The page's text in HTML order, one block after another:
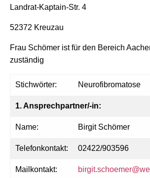
Landrat-Kaptain-Str. 4
52372 Kreuzau
Frau Schömer ist für den Bereich
zuständig
Stichwörter: Neurofibromatose
1. Ansprechpartner/-in:
Name: Birgit Schömer
Telefonkontakt: 02422/903596
Mailkontakt: